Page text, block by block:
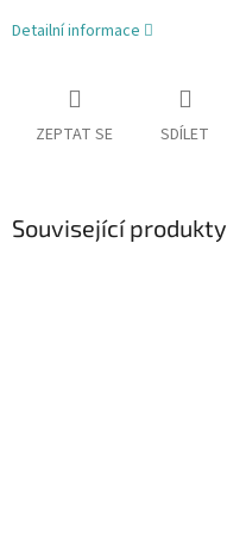
Detailní informace
ZEPTAT SE SDÍLET
Související produkty